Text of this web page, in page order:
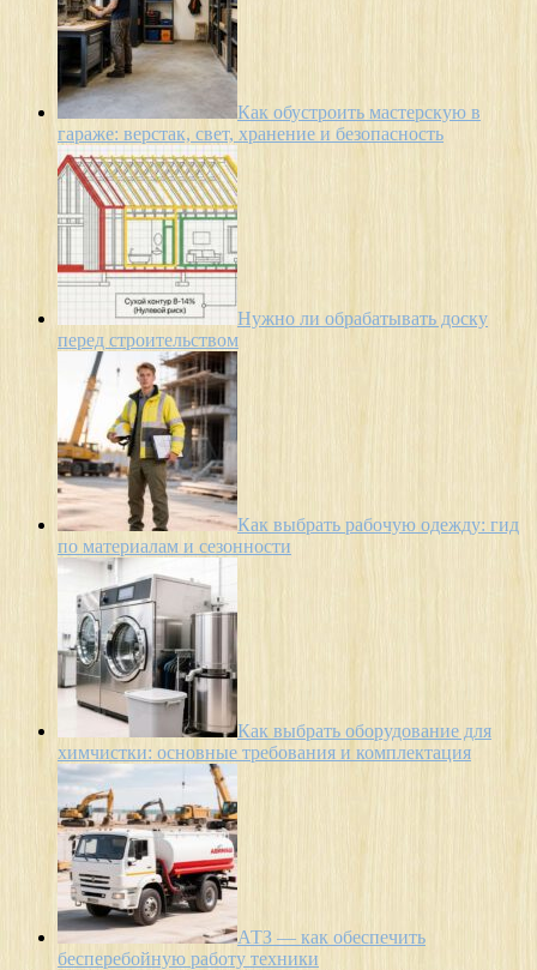
Как обустроить мастерскую в
гараже: верстак, свет, хранение и безопасность
Нужно ли обрабатывать доску
перед строительством
Как выбрать рабочую одежду: гид
по материалам и сезонности
Как выбрать оборудование для
химчистки: основные требования и комплектация
АТЗ — как обеспечить
бесперебойную работу техники